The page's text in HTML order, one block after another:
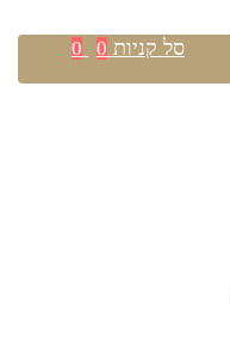
סל קניות 0
0